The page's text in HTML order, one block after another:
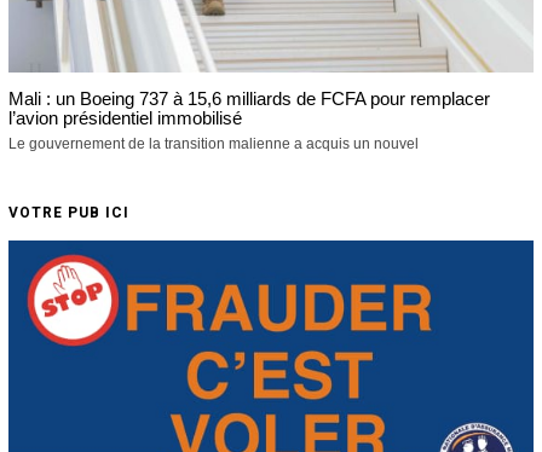
Mali : un Boeing 737 à 15,6 milliards de FCFA pour remplacer
l’avion présidentiel immobilisé
Le gouvernement de la transition malienne a acquis un nouvel
VOTRE PUB ICI